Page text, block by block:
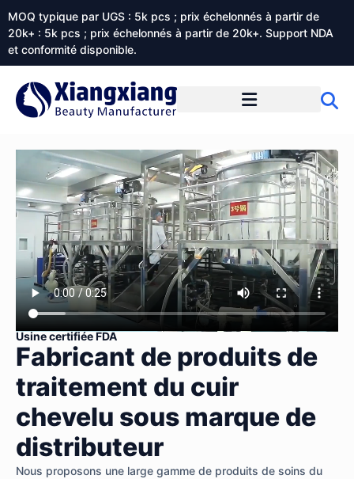
MOQ typique par UGS : 5k pcs ; prix échelonnés à partir de
20k+ : 5k pcs ; prix échelonnés à partir de 20k+. Support NDA
et conformité disponible.
Usine certifiée FDA
Fabricant de produits de
traitement du cuir
chevelu sous marque de
distributeur
Nous proposons une large gamme de produits de soins du